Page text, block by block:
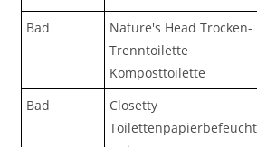
Bad
Nature's Head Trocken-
Trenntoilette
Komposttoilette
Bad
Closetty